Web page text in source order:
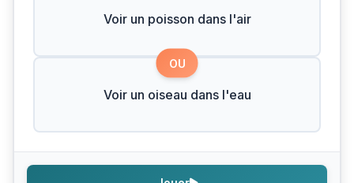
Voir un poisson dans l'air
OU
Voir un oiseau dans l'eau